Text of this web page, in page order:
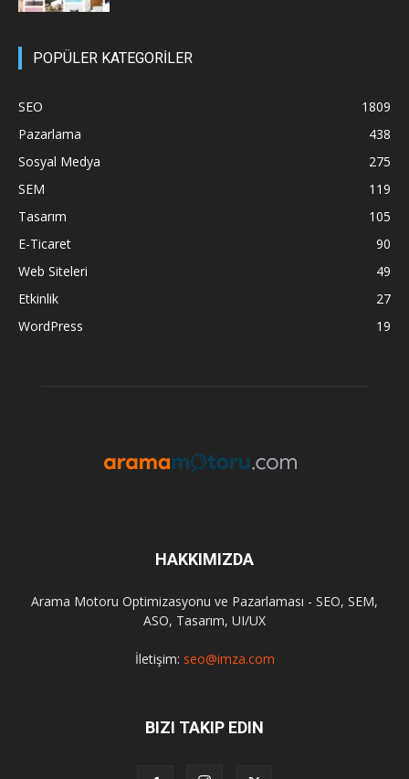
POPÜLER KATEGORİLER
SEO
1809
Pazarlama
438
Sosyal Medya
275
SEM
119
Tasarım
105
E-Ticaret
90
Web Siteleri
49
Etkinlik
27
WordPress
19
HAKKIMIZDA
Arama Motoru Optimizasyonu ve Pazarlaması - SEO, SEM,
ASO, Tasarım, UI/UX
İletişim: seo@imza.com
BIZI TAKIP EDIN